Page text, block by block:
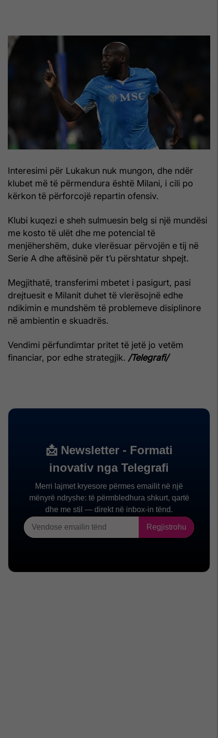
Interesimi për Lukakun nuk mungon, dhe ndër
klubet më të përmendura është Milani, i cili po
kërkon të përforcojë repartin ofensiv.
Klubi kuqezi e sheh sulmuesin belg si një mundësi
me kosto të ulët dhe me potencial të
menjëhershëm, duke vlerësuar përvojën e tij në
Serie A dhe aftësinë për t’u përshtatur shpejt.
Megjithatë, transferimi mbetet i pasigurt, pasi
drejtuesit e Milanit duhet të vlerësojnë edhe
ndikimin e mundshëm të problemeve disiplinore
në ambientin e skuadrës.
Vendimi përfundimtar pritet të jetë jo vetëm
financiar, por edhe strategjik. /Telegrafi/